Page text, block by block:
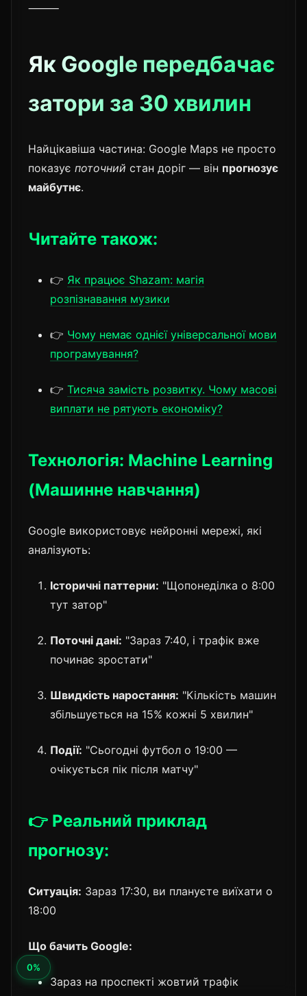
⸻
Як Google передбачає
затори за 30 хвилин
Найцікавіша частина: Google Maps не просто
показує поточний стан доріг — він прогнозує
майбутнє.
Читайте також:
👉 Як працює Shazam: магія
розпізнавання музики
👉 Чому немає однієї універсальної мови
програмування?
👉 Тисяча замість розвитку. Чому масові
виплати не рятують економіку?
Технологія: Machine Learning
(Машинне навчання)
Google використовує нейронні мережі, які
аналізують:
Історичні паттерни: "Щопонеділка о 8:00
тут затор"
Поточні дані: "Зараз 7:40, і трафік вже
починає зростати"
Швидкість наростання: "Кількість машин
збільшується на 15% кожні 5 хвилин"
Події: "Сьогодні футбол о 19:00 —
очікується пік після матчу"
👉 Реальний приклад
прогнозу:
Ситуація: Зараз 17:30, ви плануєте виїхати о
18:00
Що бачить Google:
Зараз на проспекті жовтий трафік